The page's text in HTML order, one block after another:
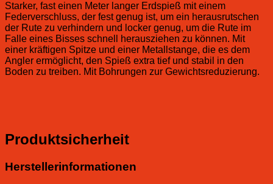
Starker, fast einen Meter langer Erdspieß mit einem
Federverschluss, der fest genug ist, um ein herausrutschen
der Rute zu verhindern und locker genug, um die Rute im
Falle eines Bisses schnell herausziehen zu können. Mit
einer kräftigen Spitze und einer Metallstange, die es dem
Angler ermöglicht, den Spieß extra tief und stabil in den
Boden zu treiben. Mit Bohrungen zur Gewichtsreduzierung.
Produktsicherheit
Herstellerinformationen